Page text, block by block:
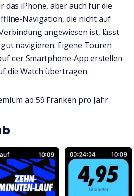
das iPhone, aber auch für die
Navigation, die nicht auf
angewiesen ist, lässt
navigieren. Eigene Touren
der Smartphone-App erstellen
die Watch übertragen.
ab 59 Franken pro Jahr